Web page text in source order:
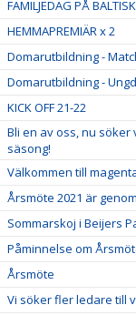
FAMILJEDAG PÅ
HEMMAPREMIÄR x 2
Domarutbildning -
Domarutbildning -
KICK OFF 21-22
Bli en av oss, nu
säsong!
Välkommen till
Årsmöte 2021 är
Sommarskoj i Beijers
Påminnelse om
Årsmöte
Vi söker fler ledare till